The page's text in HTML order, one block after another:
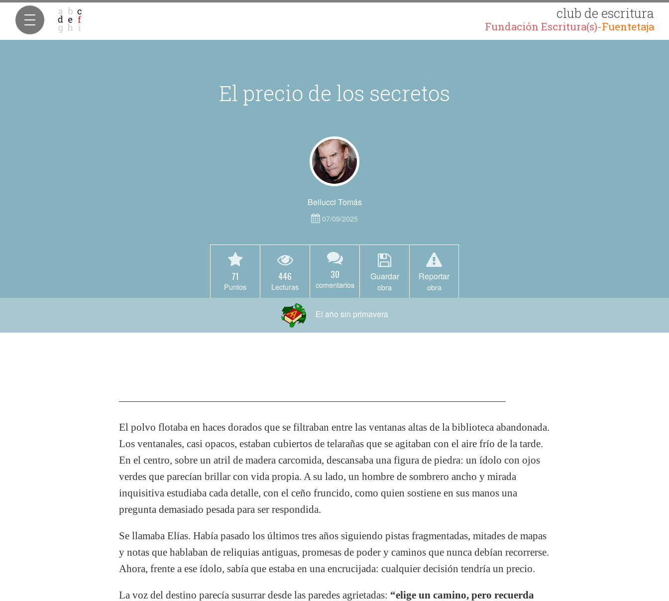
club de escritura
Fundación Escritura(s)-Fuentetaja
El precio de los secretos
Bellucci Tomás
07/09/2025
71
Puntos
446
Lecturas
30
comentarios
Guardar
obra
Reportar
obra
El año sin primavera
—————————————————————————————————————
El polvo flotaba en haces dorados que se filtraban entre las ventanas altas de la biblioteca abandonada.
Los ventanales, casi opacos, estaban cubiertos de telarañas que se agitaban con el aire frío de la tarde.
En el centro, sobre un atril de madera carcomida, descansaba una figura de piedra: un ídolo con ojos
verdes que parecían brillar con vida propia. A su lado, un hombre de sombrero ancho y mirada
inquisitiva estudiaba cada detalle, con el ceño fruncido, como quien sostiene en sus manos una
pregunta demasiado pesada para ser respondida.
Se llamaba Elías. Había pasado los últimos tres años siguiendo pistas fragmentadas, mitades de mapas
y notas que hablaban de reliquias antiguas, promesas de poder y caminos que nunca debían recorrerse.
Ahora, frente a ese ídolo, sabía que estaba en una encrucijada: cualquier decisión tendría un precio.
La voz del destino parecía susurrar desde las paredes agrietadas: “elige un camino, pero recuerda